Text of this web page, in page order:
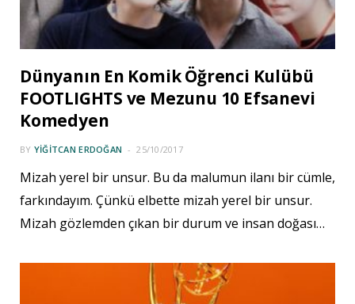
Dünyanın En Komik Öğrenci Kulübü
FOOTLIGHTS ve Mezunu 10 Efsanevi
Komedyen
BY YIĞITCAN ERDOĞAN 25/10/2017
Mizah yerel bir unsur. Bu da malumun ilanı bir cümle,
farkındayım. Çünkü elbette mizah yerel bir unsur.
Mizah gözlemden çıkan bir durum ve insan doğası…